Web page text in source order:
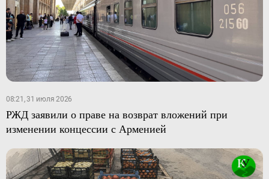
08:21, 31 июля 2026
РЖД заявили о праве на возврат вложений при
изменении концессии с Арменией